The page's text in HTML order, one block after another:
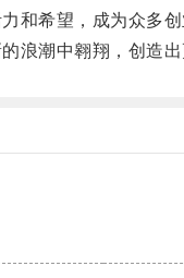
希望，成为众多创
潮中翱翔，创造出